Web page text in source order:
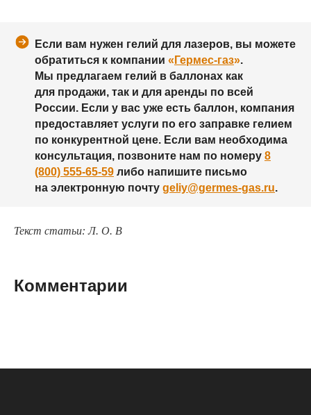
Если вам нужен гелий для лазеров, вы можете
обратиться к компании « Гермес-газ».
Мы предлагаем гелий в баллонах как
для продажи, так и для аренды по всей
России. Если у вас уже есть баллон, компания
предоставляет услуги по его заправке гелием
по конкурентной цене. Если вам необходима
консультация, позвоните нам по номеру 8
(800) 555-65-59 либо напишите письмо
на электронную почту geliy@germes-gas.ru.
Текст статьи: Л. О. В
Комментарии